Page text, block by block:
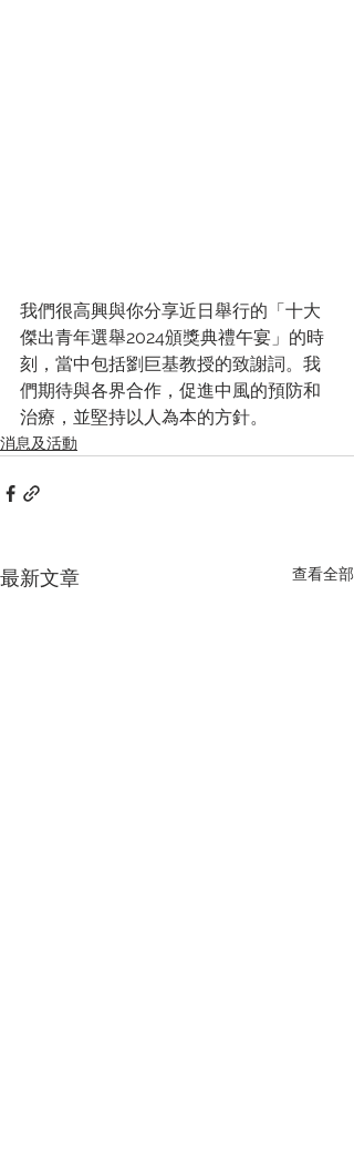
我們很高興與你分享近日舉行的「十大
傑出青年選舉2024頒獎典禮午宴」的時
刻，當中包括劉巨基教授的致謝詞。我
們期待與各界合作，促進中風的預防和
治療，並堅持以人為本的方針。
消息及活動
最新文章 查看全部